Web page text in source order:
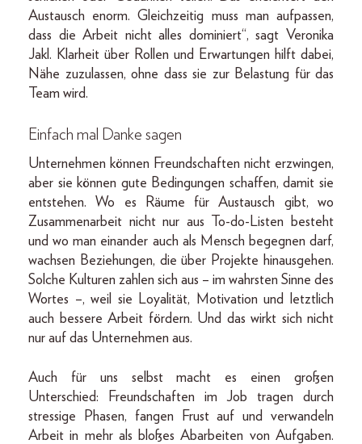
Austausch enorm. Gleichzeitig muss man aufpassen,
dass die Arbeit nicht alles dominiert“, sagt Veronika
Jakl. Klarheit über Rollen und Erwartungen hilft dabei,
Nähe zuzulassen, ohne dass sie zur Belastung für das
Team wird.
Einfach mal Danke sagen
Unternehmen können Freundschaften nicht erzwingen,
aber sie können gute Bedingungen schaffen, damit sie
entstehen. Wo es Räume für Austausch gibt, wo
Zusammenarbeit nicht nur aus To-do-Listen besteht
und wo man einander auch als Mensch begegnen darf,
wachsen Beziehungen, die über Projekte hinausgehen.
Solche Kulturen zahlen sich aus – im wahrsten Sinne des
Wortes –, weil sie Loyalität, Motivation und letztlich
auch bessere Arbeit fördern. Und das wirkt sich nicht
nur auf das Unternehmen aus.
Auch für uns selbst macht es einen großen
Unterschied: Freundschaften im Job tragen durch
stressige Phasen, fangen Frust auf und verwandeln
Arbeit in mehr als bloßes Abarbeiten von Aufgaben.